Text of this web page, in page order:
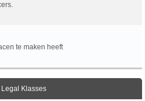
te maken heeft
Legal Klasses